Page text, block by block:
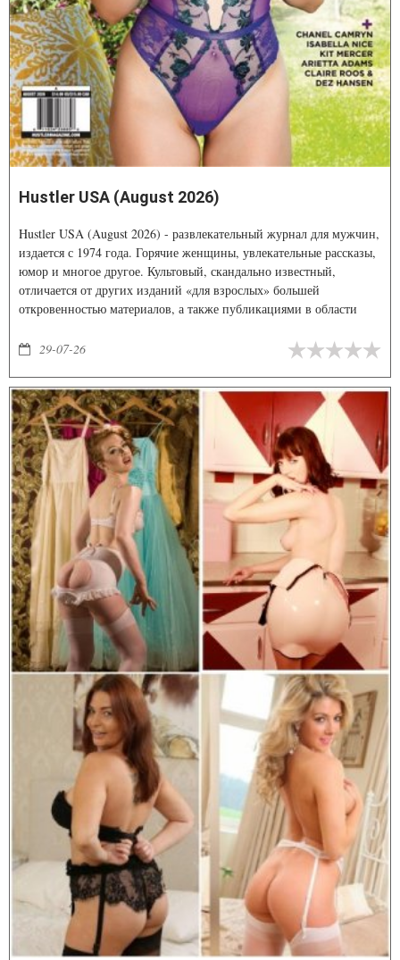
Hustler USA (August 2026)
Hustler USA (August 2026) - развлекательный журнал для мужчин,
издается с 1974 года. Горячие женщины, увлекательные рассказы,
юмор и многое другое. Культовый, скандально известный,
отличается от других изданий «для взрослых» большей
откровенностью материалов, а также публикациями в области
позволило ему завоевать огромную популярность во всём мире.
29-07-26